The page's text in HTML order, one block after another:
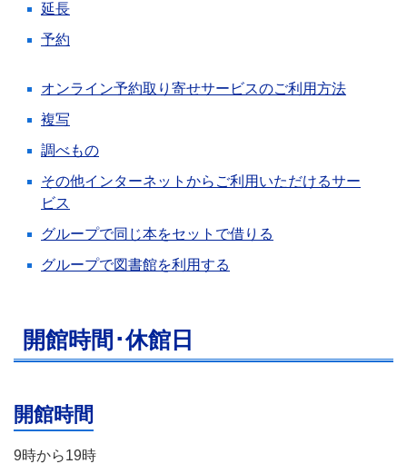
延長
予約
オンライン予約取り寄せサービスのご利用方法
複写
調べもの
その他インターネットからご利用いただけるサー
ビス
グループで同じ本をセットで借りる
グループで図書館を利用する
開館時間･休館日
開館時間
9時から19時